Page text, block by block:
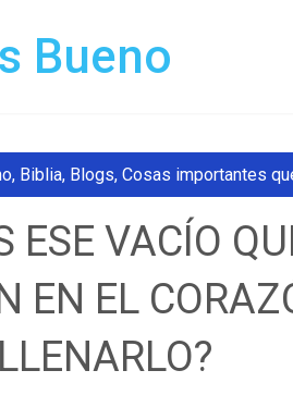
Bueno
, Biblia, Blogs, Cosas importantes
ESE VACÍO
EN EL